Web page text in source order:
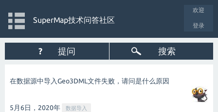
欢迎
登录
SuperMap技术问答社区
? 提问 搜索
在数据源中导入Geo3DML文件失败，请问是什么原因
5月6日，2020年 数据导入